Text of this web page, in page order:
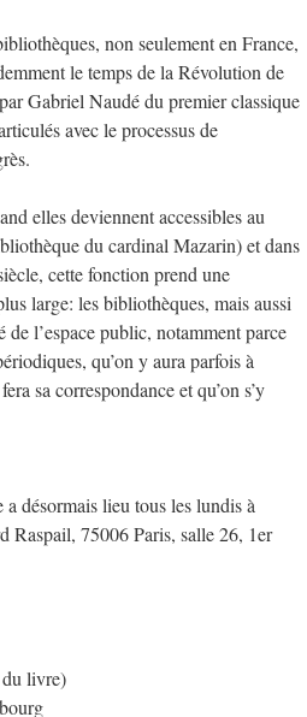
non seulement en France,
le temps de la Révolution de
Gabriel Naudé du premier classique
avec le processus de
elles deviennent accessibles au
du cardinal Mazarin) et dans
cette fonction prend une
large: les bibliothèques, mais aussi
l’espace public, notamment parce
qu’on y aura parfois à
sa correspondance et qu’on s’y
désormais lieu tous les lundis à
Raspail, 75006 Paris, salle 26, 1er
du livre)